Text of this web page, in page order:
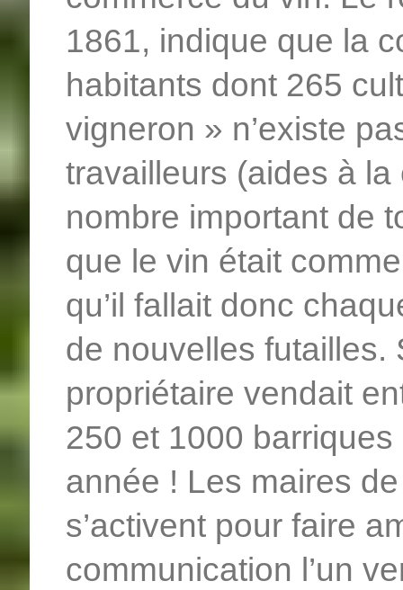
1861, indique que la
habitants dont 265
vigneron » n’existe
travailleurs (aides à
nombre important de
que le vin était
qu’il fallait donc
de nouvelles futailles.
propriétaire vendait
250 et 1000 barriques
année ! Les maires
s’activent pour faire
communication l’un